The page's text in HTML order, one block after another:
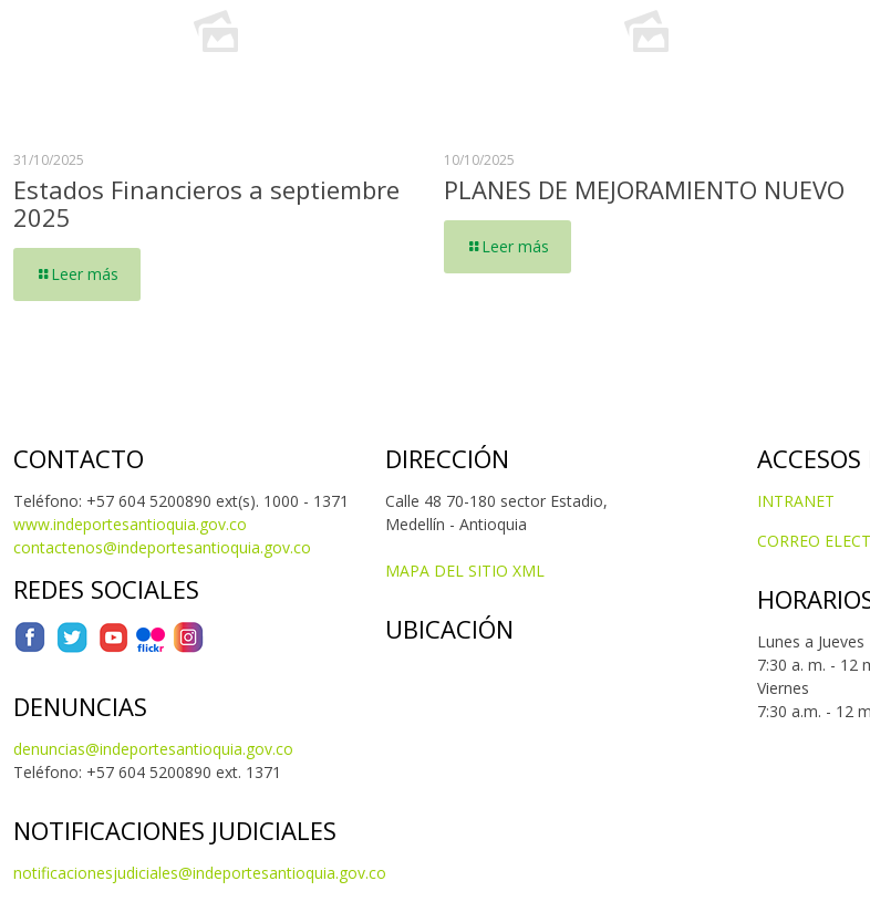
31/10/2025
Estados Financieros a septiembre
2025
Leer más
10/10/2025
PLANES DE MEJORAMIENTO NUEVO
Leer más
CONTACTO
Teléfono: +57 604 5200890 ext(s). 1000 - 1371
www.indeportesantioquia.gov.co
contactenos@indeportesantioquia.gov.co
REDES SOCIALES
DENUNCIAS
denuncias@indeportesantioquia.gov.co
Teléfono: +57 604 5200890 ext. 1371
NOTIFICACIONES JUDICIALES
notificacionesjudiciales@indeportesantioquia.gov.co
DIRECCIÓN
Calle 48 70-180 sector Estadio,
Medellín - Antioquia
MAPA DEL SITIO XML
UBICACIÓN
INTRANET
CORREO
Lunes a Jueves
7:30 a. m. - 12
Viernes
7:30 a.m. - 12